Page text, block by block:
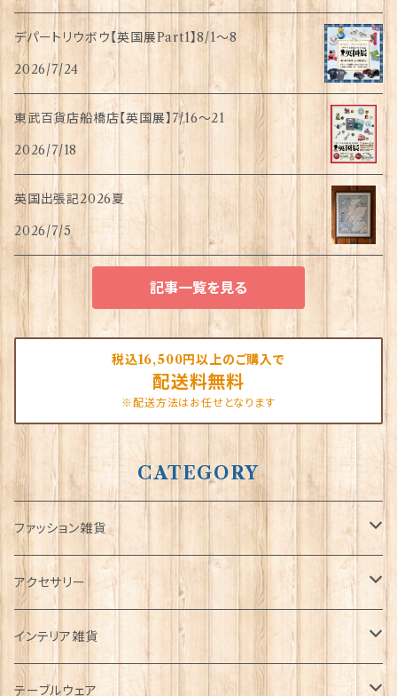
デパートリウボウ【英国展Part1】8/1〜8
2026/7/24
東武百貨店船橋店【英国展】7/16～21
2026/7/18
英国出張記2026夏
2026/7/5
記事一覧を見る
税込16,500円以上のご購入で
配送料無料
※配送方法はお任せとなります
CATEGORY
ファッション雑貨
タータンネクタイ
帽子
キャップ
Tシャツ
アクセサリー
ORTAK
ブローチ
インテリア雑貨
インテリア置物
テーブルウェア